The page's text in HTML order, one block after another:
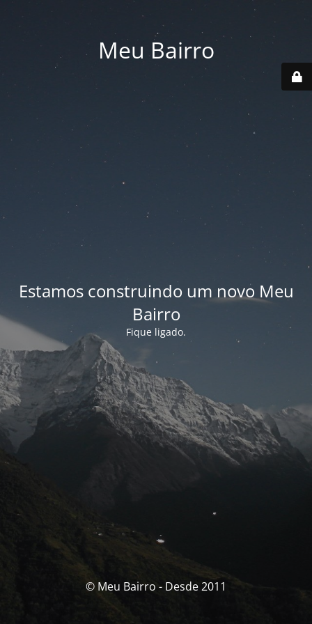
Meu Bairro
Estamos construindo um novo Meu
Bairro
Fique ligado.
© Meu Bairro - Desde 2011